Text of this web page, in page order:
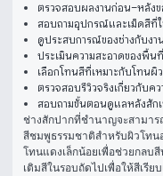
ตรวจสอบผลงานก่อน–หลัง
สอบถามอุปกรณ์และเม็ดสีที่
ดูประสบการณ์ของช่างกับง
ประเมินความสะอาดของพื้
เลือกโทนสีที่เหมาะกับโทนผิ
ตรวจสอบรีวิวจริงเกี่ยวกับ
สอบถามขั้นตอนดูแลหลังสัก
ช่างสักปากที่ชำนาญจะสามาร
สีชมพูธรรมชาติสำหรับผิวโท
โทนแดงเล็กน้อยเพื่อช่วยกลบ
เติมสีในรอบถัดไปเพื่อให้สีเรี